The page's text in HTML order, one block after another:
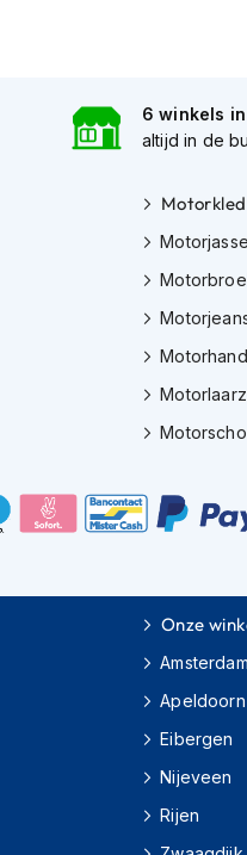
6 winkels in
altijd in de
Onze
Amsterdam
Apeldoorn
Eibergen
Nijeveen
Rijen